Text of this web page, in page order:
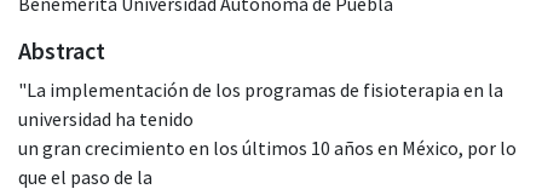
Abstract
"La implementación de los programas de fisioterapia en la
universidad ha tenido
un gran crecimiento en los últimos 10 años en México, por lo
que el paso de la